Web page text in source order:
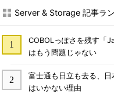
Server & Storage 記事ラ
COBOLっぽさを残す「
はもう問題じゃない
富士通も日立も去る、
はいかない理由